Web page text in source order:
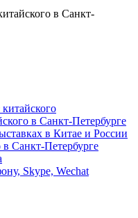
в Санкт-
в Санкт-Петербурге
в Китае и России
в Санкт-Петербурге
Skype, Wechat